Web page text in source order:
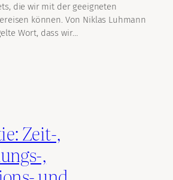
die wir mit der geeigneten
können. Von Niklas Luhmann
Wort, dass wir…
Zeit-,
,